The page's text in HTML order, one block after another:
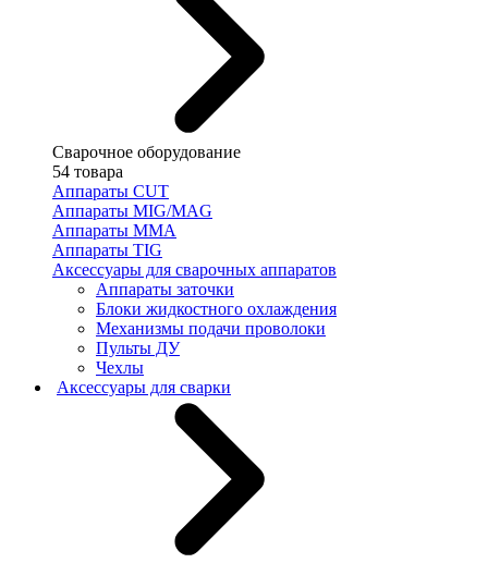
Сварочное оборудование
54 товара
Аппараты CUT
Аппараты MIG/MAG
Аппараты MMA
Аппараты TIG
Аксессуары для сварочных аппаратов
Аппараты заточки
Блоки жидкостного охлаждения
Механизмы подачи проволоки
Пульты ДУ
Чехлы
Аксессуары для сварки